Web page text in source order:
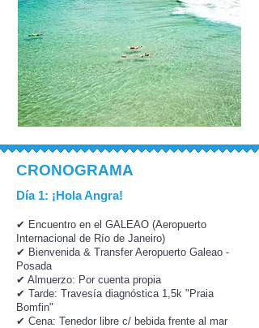
CRONOGRAMA
Día 1: ¡Hola Angra!
✔ Encuentro en el GALEAO (Aeropuerto
Internacional de Río de Janeiro)
✔ Bienvenida & Transfer Aeropuerto Galeao -
Posada
✔ Almuerzo: Por cuenta propia
✔ Tarde: Travesía diagnóstica 1,5k "Praia
Bomfin"
✔ Cena: Tenedor libre c/ bebida frente al mar